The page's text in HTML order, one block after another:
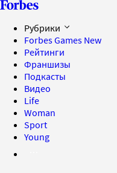
Рубрики
Forbes Games New
Рейтинги
Франшизы
Подкасты
Видео
Life
Woman
Sport
Young